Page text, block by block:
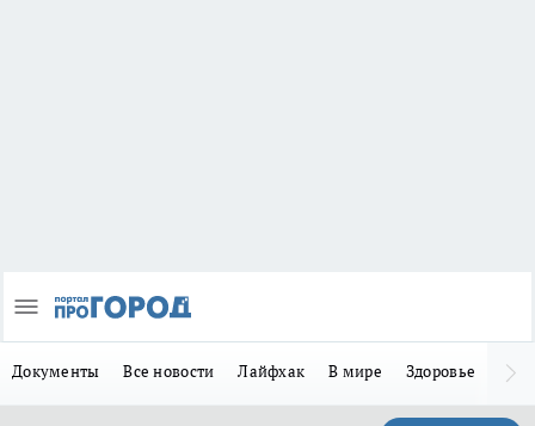
Документы Все новости Лайфхак В мире Здоровье